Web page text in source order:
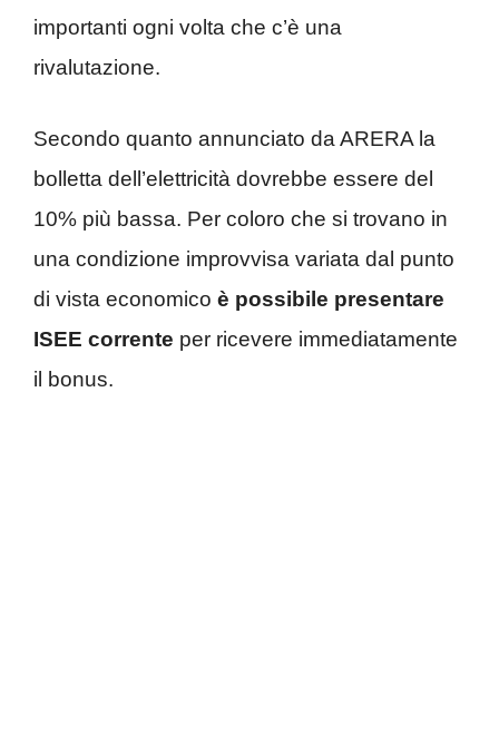
importanti ogni volta che c’è una
rivalutazione.
Secondo quanto annunciato da ARERA la
bolletta dell’elettricità dovrebbe essere del
10% più bassa. Per coloro che si trovano in
una condizione improvvisa variata dal punto
di vista economico è possibile presentare
ISEE corrente per ricevere immediatamente
il bonus.